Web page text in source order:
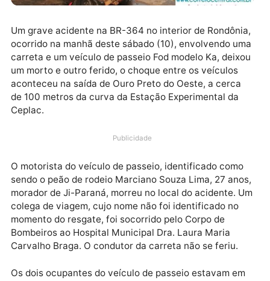
Um grave acidente na BR-364 no interior de
ocorrido na manhã deste sábado (10), envolvendo
carreta e um veículo de passeio Fod modelo Ka,
aconteceu na saída de Ouro Preto do Oeste, a cerca
Ceplac.
Publicidade
O motorista do veículo de passeio, identificado como
sendo o peão de rodeio Marciano Souza Lima, 27
colega de viagem, cujo nome não foi identificado no